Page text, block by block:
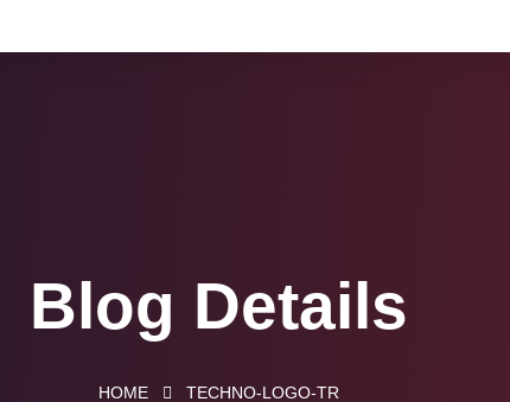
Blog Details
HOME TECHNO-LOGO-TR